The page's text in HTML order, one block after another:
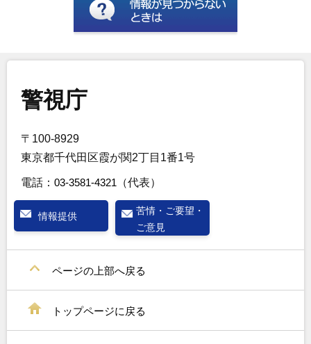
警視庁
〒100-8929
東京都千代田区霞が関2丁目1番1号
電話： 03-3581-4321 （代表）
情報提供
苦情・ご要望・
ご意見
ページの上部へ戻る
トップページに戻る